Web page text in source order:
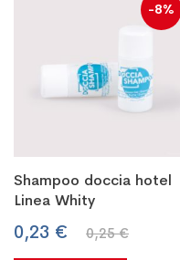
Shampoo doccia hotel
Linea Whity
0,23 € 0,25 €
-8%